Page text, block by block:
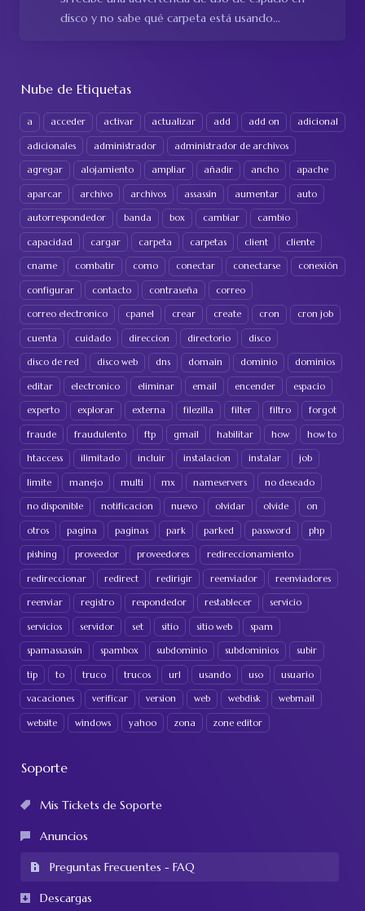
Nube de Etiquetas
a acceder activar actualizar add add on adicional
adicionales administrador administrador de archivos
agregar alojamiento ampliar añadir ancho apache
aparcar archivo archivos assassin aumentar auto
autorrespondedor banda box cambiar cambio
capacidad cargar carpeta carpetas client cliente
cname combatir como conectar conectarse conexión
configurar contacto contraseña correo
correo electronico cpanel crear create cron cron job
cuenta cuidado direccion directorio disco
disco de red disco web dns domain dominio dominios
editar electronico eliminar email encender espacio
experto explorar externa filezilla filter filtro forgot
fraude fraudulento ftp gmail habilitar how how to
htaccess ilimitado incluir instalacion instalar job
limite manejo multi mx nameservers no deseado
no disponible notificacion nuevo olvidar olvide on
otros pagina paginas park parked password php
pishing proveedor proveedores redireccionamiento
redireccionar redirect redirigir reenviador reenviadores
reenviar registro respondedor restablecer servicio
servicios servidor set sitio sitio web spam
spamassassin spambox subdominio subdominios subir
tip to truco trucos url usando uso usuario
vacaciones verificar version web webdisk webmail
website windows yahoo zona zone editor
Soporte
Mis Tickets de Soporte
Anuncios
Preguntas Frecuentes - FAQ
Descargas
disco y no sabe qué carpeta está usando...